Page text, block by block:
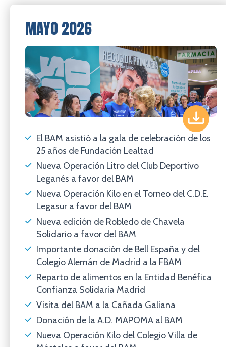
MAYO 2026
El BAM asistió a la gala de celebración de los
25 años de Fundación Lealtad
Nueva Operación Litro del Club Deportivo
Leganés a favor del BAM
Nueva Operación Kilo en el Torneo del C.D.E.
Legasur a favor del BAM
Nueva edición de Robledo de Chavela
Solidario a favor del BAM
Importante donación de Bell España y del
Colegio Alemán de Madrid a la FBAM
Reparto de alimentos en la Entidad Benéfica
Confianza Solidaria Madrid
Visita del BAM a la Cañada Galiana
Donación de la A.D. MAPOMA al BAM
Nueva Operación Kilo del Colegio Villa de